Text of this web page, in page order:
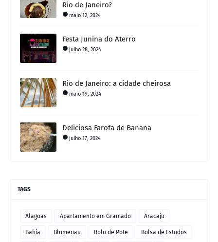
Rio de Janeiro?
maio 12, 2024
Festa Junina do Aterro
julho 28, 2024
Rio de Janeiro: a cidade cheirosa
maio 19, 2024
Deliciosa Farofa de Banana
julho 17, 2024
TAGS
Alagoas Apartamento em Gramado Aracaju
Bahia Blumenau Bolo de Pote Bolsa de Estudos